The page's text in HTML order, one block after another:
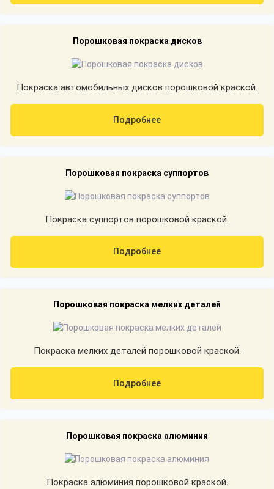
Порошковая покраска дисков
Покраска автомобильных дисков порошковой краской.
Подробнее
Порошковая покраска суппортов
Покраска суппортов порошковой краской.
Подробнее
Порошковая покраска мелких деталей
Покраска мелких деталей порошковой краской.
Подробнее
Порошковая покраска алюминия
Покраска алюминия порошковой краской.